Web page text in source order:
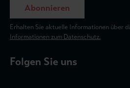
Abonnieren
Erhalten Sie aktuelle Informationen über
Informationen zum Datenschutz.
Folgen Sie uns